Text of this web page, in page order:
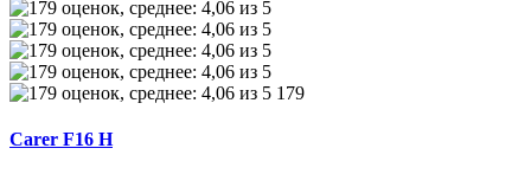
179
Carer F16 H